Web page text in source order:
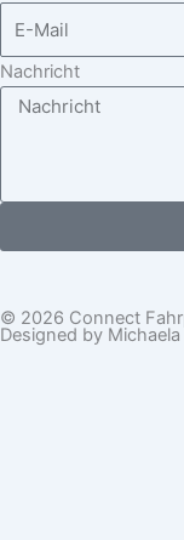
Nachricht
© 2026 Connect
Designed by